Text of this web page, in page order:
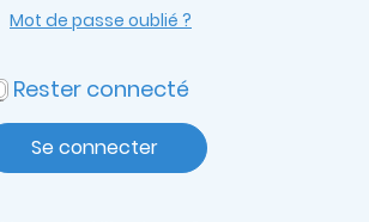
Rester connecté
Se connecter
Mot de passe oublié ?